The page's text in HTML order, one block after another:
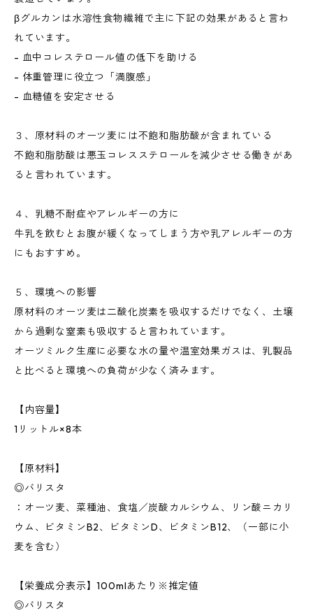
βグルカンは水溶性食物繊維で主に下記の効果があると言わ
れています。
- 血中コレステロール値の低下を助ける
- 体重管理に役立つ「満腹感」
- 血糖値を安定させる
３、原材料のオーツ麦には不飽和脂肪酸が含まれている
不飽和脂肪酸は悪玉コレスステロールを減少させる働きがあ
ると言われています。
４、乳糖不耐症やアレルギーの方に
牛乳を飲むとお腹が緩くなってしまう方や乳アレルギーの方
にもおすすめ。
５、環境への影響
原材料のオーツ麦は二酸化炭素を吸収するだけでなく、土壌
から過剰な窒素も吸収すると言われています。
オーツミルク生産に必要な水の量や温室効果ガスは、乳製品
と比べると環境への負荷が少なく済みます。
【内容量】
1リットル×8本
【原材料】
◎バリスタ
：オーツ麦、菜種油、食塩／炭酸カルシウム、リン酸ニカリ
ウム、ビタミンB2、ビタミンD、ビタミンB12、（一部に小
麦を含む）
【栄養成分表示】100mlあたり※推定値
◎バリスタ